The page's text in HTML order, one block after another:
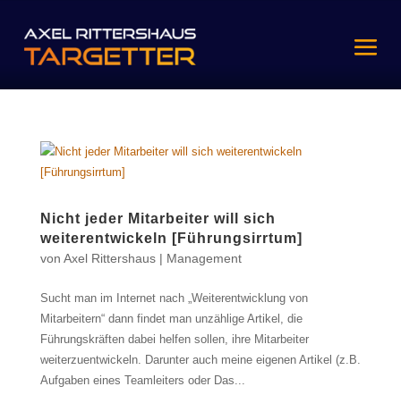
Nicht jeder Mitarbeiter will sich
weiterentwickeln [Führungsirrtum]
von Axel Rittershaus| Management
Sucht man im Internet nach „Weiterentwicklung von
Mitarbeitern“ dann findet man unzählige Artikel, die
Führungskräften dabei helfen sollen, ihre Mitarbeiter
weiterzuentwickeln. Darunter auch meine eigenen Artikel (z.B.
Aufgaben eines Teamleiters oder Das...